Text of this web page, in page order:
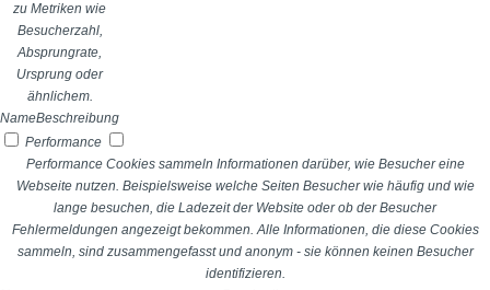
zu Metriken wie
Besucherzahl,
Absprungrate,
Ursprung oder
ähnlichem.
NameBeschreibung
Performance
Performance Cookies sammeln Informationen darüber, wie Besucher eine
Webseite nutzen. Beispielsweise welche Seiten Besucher wie häufig und wie
lange besuchen, die Ladezeit der Website oder ob der Besucher
Fehlermeldungen angezeigt bekommen. Alle Informationen, die diese Cookies
sammeln, sind zusammengefasst und anonym - sie können keinen Besucher
identifizieren.